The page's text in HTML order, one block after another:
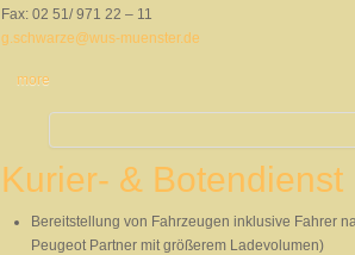
Fax: 02 51/ 971 22 – 11
g.schwarze@wus-muenster.de
more
Kurier- & Botendienst
Bereitstellung von Fahrzeugen inklusive Fahrer
Peugeot Partner mit größerem Ladevolumen)